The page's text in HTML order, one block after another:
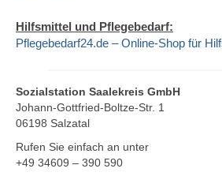
Hilfsmittel und Pflegebedarf:
Pflegebedarf24.de – Online-Shop für
Sozialstation Saalekreis GmbH
Johann-Gottfried-Boltze-Str. 1
06198 Salzatal
Rufen Sie einfach an unter
+49 34609 – 390 590